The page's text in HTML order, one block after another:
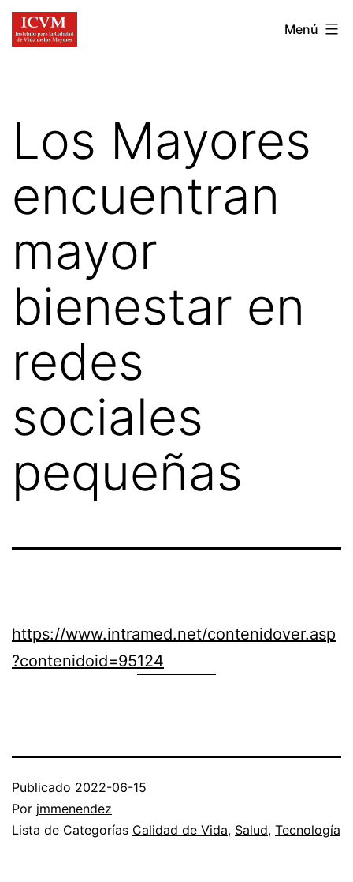
Instituto
Vida
de
los
Mayores
Menú
Los Mayores
encuentran
mayor
bienestar en
redes
sociales
pequeñas
https://www.intramed.net/contenidover.asp
?contenidoid=95124
Publicado 2022-06-15
Por jmmenendez
Lista de Categorías Calidad de Vida, Salud, Tecnología